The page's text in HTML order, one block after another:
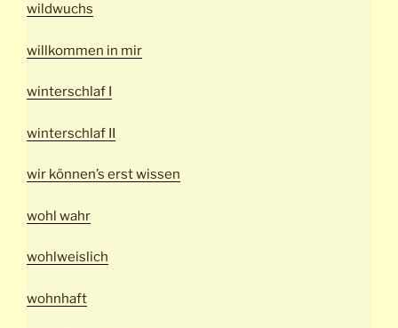
wildwuchs
willkommen in mir
winterschlaf I
winterschlaf II
wir können’s erst wissen
wohl wahr
wohlweislich
wohnhaft